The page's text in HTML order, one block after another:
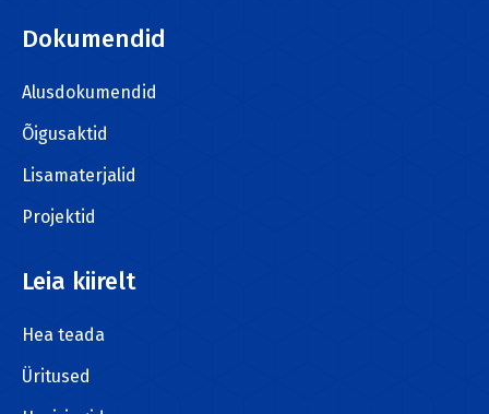
opens
new
window
Dokumendid
Alusdokumendid
Õigusaktid
Lisamaterjalid
Projektid
Leia kiirelt
Hea teada
Üritused